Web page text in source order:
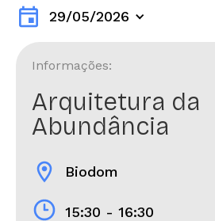
event 29/05/2026
Informações:
Arquitetura da
Abundância
location_on Biodom
15:30 - 16:30